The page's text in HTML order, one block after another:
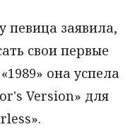
певица заявила,
свои первые
она успела
Version» для